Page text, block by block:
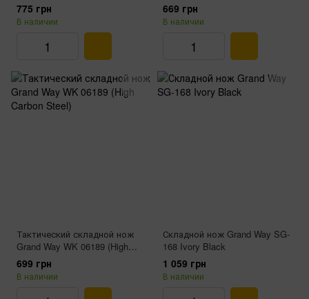
775 грн
В наличии
669 грн
В наличии
Тактический складной нож
Grand Way WK 06189 (High
Carbon Steel)
699 грн
В наличии
Складной нож Grand Way SG-
168 Ivory Black
1 059 грн
В наличии